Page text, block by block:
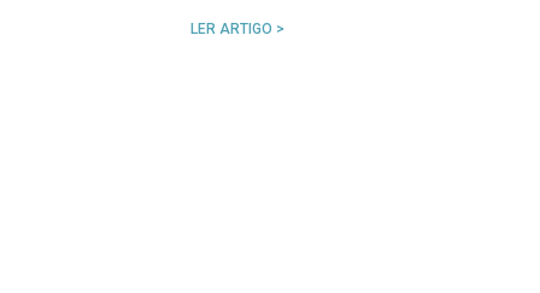
LER ARTIGO >